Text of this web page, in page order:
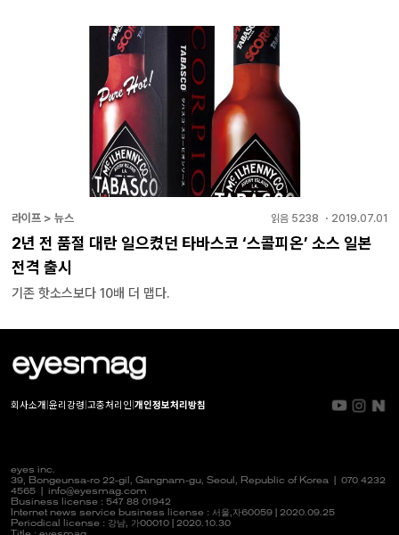
라이프 > 뉴스 읽음 5238 ・ 2019.07.01
2년 전 품절 대란 일으켰던 타바스코 ‘스콜피온’ 소스 일본
전격 출시
기존 핫소스보다 10배 더 맵다.
회사소개 윤리강령 고충처리인 개인정보처리방침
eyes inc.
39, Bongeunsa-ro 22-gil, Gangnam-gu, Seoul, Republic of Korea | 070 4232
4565
info@eyesmag.com
Business license : 547 88 01942
Internet news service business license : 서울,자60059 | 2020.09.25
Periodical license : 강남, 가00010 | 2020.10.30